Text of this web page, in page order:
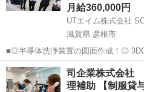
月給360,000円
滋賀県 彦根市
■◎半導体洗浄装置の図面作成！◎ 3DCADにて設計、開発関連の経験
がある方歓迎！ 構想を形にする！検討図の作
は…＞ ◆3DCADを使用しての検討図の作成・設計検討 ⇒空調が完備
された清潔なクリ...
滋賀 彦根市 その他
司企業株式会社
理補助 【制服貸与